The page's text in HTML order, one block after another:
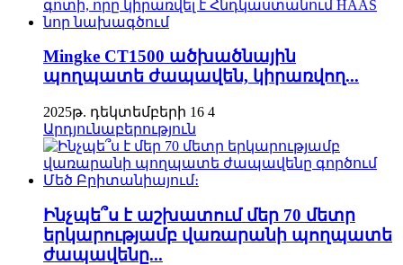
Mingke CT1500 ածխածնային
պողպատե ժապավեն, կիրառվող...
2025թ. դեկտեմբերի 16 4
Արդյունաբերություն
Ինչպե՞ս է աշխատում մեր 70 մետր
երկարությամբ վառարանի պողպատե
ժապավենը...